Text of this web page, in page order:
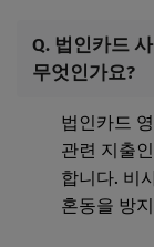
Q. 법인카드
무엇인가요?
법인카드
관련 지출
합니다. 비
혼동을 방